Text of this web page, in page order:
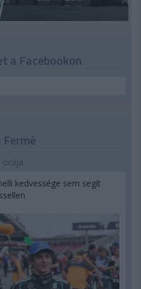
a Facebookon
Fermé
órája
kedvessége sem segít